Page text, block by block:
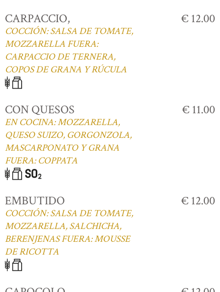
CARPACCIO,
COCCIÓN: SALSA DE TOMATE,
MOZZARELLA FUERA:
CARPACCIO DE TERNERA,
COPOS DE GRANA Y RÚCULA
€ 12.00
CON QUESOS
EN COCINA: MOZZARELLA,
QUESO SUIZO, GORGONZOLA,
MASCARPONATO Y GRANA
FUERA: COPPATA
€ 11.00
EMBUTIDO
COCCIÓN: SALSA DE TOMATE,
MOZZARELLA, SALCHICHA,
BERENJENAS FUERA: MOUSSE
DE RICOTTA
€ 12.00